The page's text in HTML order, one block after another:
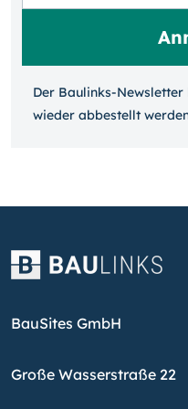
Der Baulinks-
wieder ab­bestellt
BauSites GmbH
Große Wasserstraße 22